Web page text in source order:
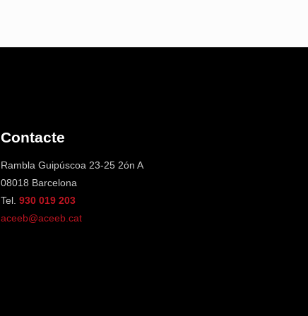
Contacte
Rambla Guipúscoa 23-25 2ón A
08018 Barcelona
Tel.930 019 203
aceeb@aceeb.cat